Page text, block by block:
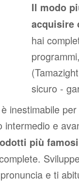
Il modo
acquisire
hai
sicuro -
inestimabile
intermedio e
più famosi
e ti